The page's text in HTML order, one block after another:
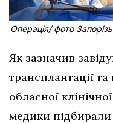
Операція/ фото
Як зазначив
трансплантації та
обласної
медики